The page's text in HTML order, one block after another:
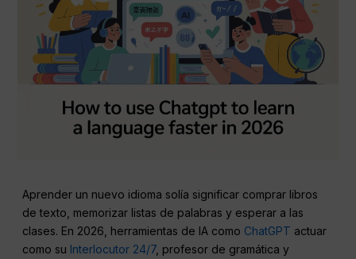
Aprender un nuevo idioma solía significar comprar libros
de texto, memorizar listas de palabras y esperar a las
clases. En 2026, herramientas de IA como ChatGPT actuar
como su Interlocutor 24/7, profesor de gramática y